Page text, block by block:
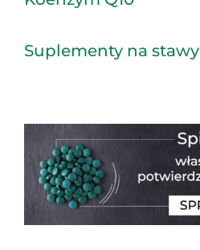
Suplementy na stawy